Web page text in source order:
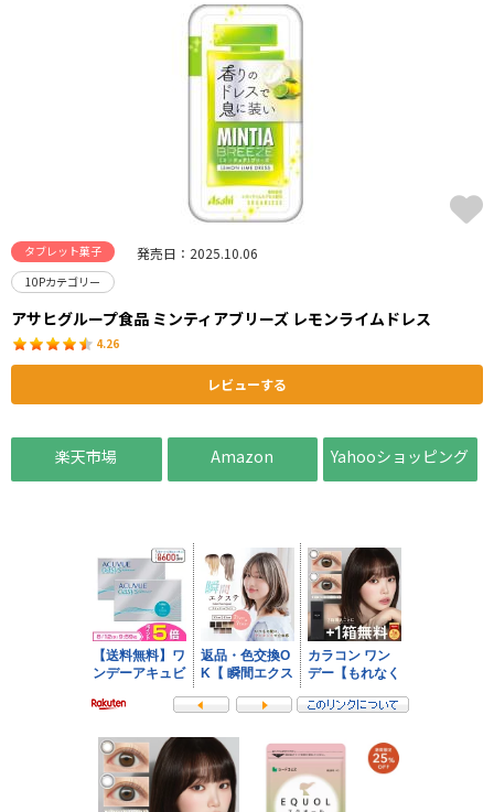
タブレット菓子 発売日：2025.10.06
10Pカテゴリー
アサヒグループ食品 ミンティアブリーズ レモンライムドレス
4.26
レビューする
楽天市場 Amazon Yahooショッピング